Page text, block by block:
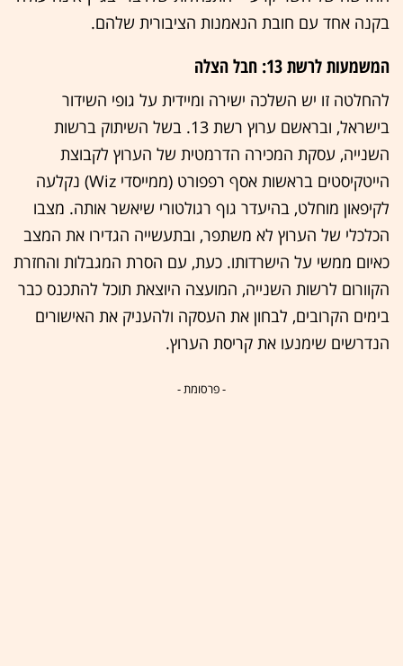
בקנה אחד עם חובת הנאמנות הציבורית שלהם.
המשמעות לרשת 13: חבל הצלה
להחלטה זו יש השלכה ישירה ומיידית על גופי השידור
בישראל, ובראשם ערוץ רשת 13. בשל השיתוק ברשות
השנייה, עסקת המכירה הדרמטית של הערוץ לקבוצת
הייטקיסטים בראשות אסף רפפורט (ממייסדי Wiz) נקלעה
לקיפאון מוחלט, בהיעדר גוף רגולטורי שיאשר אותה. מצבו
הכלכלי של הערוץ לא משתפר, ובתעשייה הגדירו את המצב
כאיום ממשי על הישרדותו. כעת, עם הסרת המגבלות והחזרת
הקוורום לרשות השנייה, המועצה היוצאת תוכל להתכנס כבר
בימים הקרובים, לבחון את העסקה ולהעניק את האישורים
הנדרשים שימנעו את קריסת הערוץ.
- פרסומת -